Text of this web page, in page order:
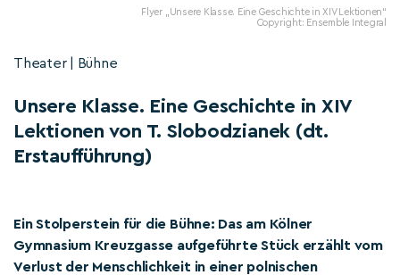
Flyer „Unsere Klasse. Eine Geschichte in XIV Lektionen“
Copyright: Ensemble Integral
Theater | Bühne
Unsere Klasse. Eine Geschichte in XIV
Lektionen von T. Slobodzianek (dt.
Erstaufführung)
Ein Stolperstein für die Bühne: Das am Kölner
Gymnasium Kreuzgasse aufgeführte Stück erzählt vom
Verlust der Menschlichkeit in einer polnischen